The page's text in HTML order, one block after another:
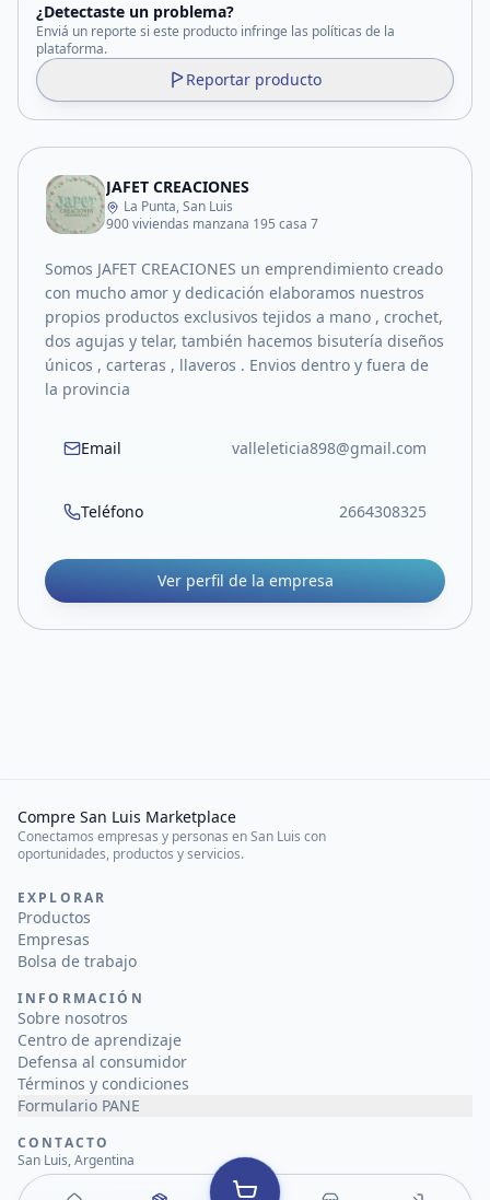
¿Detectaste un problema?
Enviá un reporte si este producto infringe las políticas de la
plataforma.
Reportar producto
JAFET CREACIONES
La Punta, San Luis
900 viviendas manzana 195 casa 7
Somos JAFET CREACIONES un emprendimiento creado
con mucho amor y dedicación elaboramos nuestros
propios productos exclusivos tejidos a mano , crochet,
dos agujas y telar, también hacemos bisutería diseños
únicos , carteras , llaveros . Envios dentro y fuera de
la provincia
Email valleleticia898@gmail.com
Teléfono 2664308325
Ver perfil de la empresa
Compre San Luis Marketplace
Conectamos empresas y personas en San Luis con
oportunidades, productos y servicios.
EXPLORAR
Productos
Empresas
Bolsa de trabajo
INFORMACIÓN
Sobre nosotros
Centro de aprendizaje
Defensa al consumidor
Términos y condiciones
Formulario PANE
CONTACTO
San Luis, Argentina